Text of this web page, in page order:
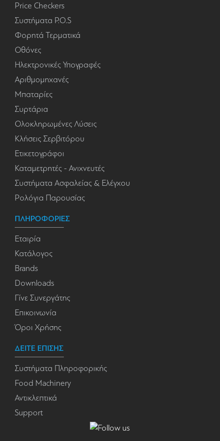
Price Checkers
Συστήματα P.O.S
Φορητά Τερματικά
Οθόνες
Ηλεκτρονικές Υπογραφές
Αριθμομηχανές
Μπαταρίες
Συρτάρια
Ολοκληρωμένες Λύσεις
Κλήσεις Σερβιτόρου
Ετικετογράφοι
Καταμετρητές - Ανιχνευτές
Συστήματα Ασφαλείας & Ελέγχου
Ρολόγια Παρουσίας
ΠΛΗΡΟΦΟΡΙΕΣ
Εταιρία
Κατάλογος
Brands
Downloads
Γίνε Συνεργάτης
Επικοινωνία
Όροι Χρήσης
ΔΕΙΤΕ ΕΠΙΣΗΣ
Συστήματα Πληροφορικής
Food Machinery
Αντικλεπτικά
Support